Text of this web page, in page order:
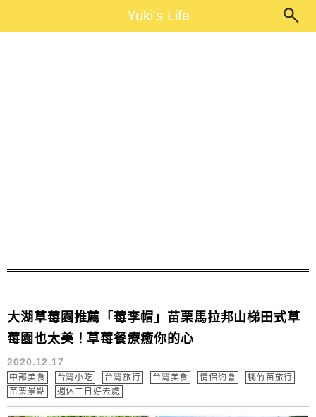
Yuki's LifeYuki's Life
大湖草莓園推薦「莓李帽」苗栗馬拉邦山梯田式草
莓園也太美！草莓餐療癒你的心
2020.12.17
中部美食 台灣小吃 台灣旅行 台灣美食 情侶約會
桃竹苗旅行
苗栗景點
週休二日好去處